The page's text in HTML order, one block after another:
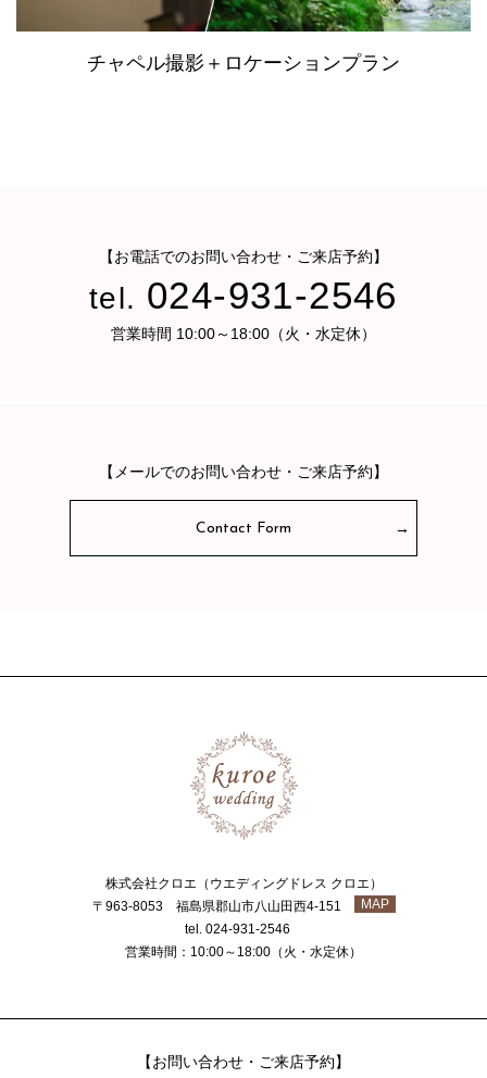
チャペル撮影＋ロケーションプラン
【お電話でのお問い合わせ・ご来店予約】
tel. 024-931-2546
営業時間 10:00～18:00（火・水定休）
【メールでのお問い合わせ・ご来店予約】
Contact Form
株式会社クロエ（ウエディングドレス クロエ）
〒963-8053 福島県郡山市八山田西4-151
MAP
tel. 024-931-2546
営業時間：10:00～18:00（火・水定休）
【お問い合わせ・ご来店予約】